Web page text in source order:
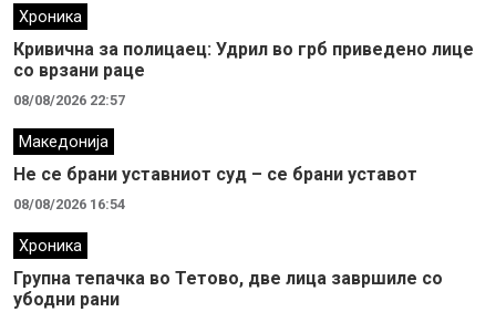
Хроника
Кривична за полицаец: Удрил во грб приведено лице
со врзани раце
08/08/2026 22:57
Македонија
Не се брани уставниот суд – се брани уставот
08/08/2026 16:54
Хроника
Групна тепачка во Тетово, две лица завршиле со
убодни рани